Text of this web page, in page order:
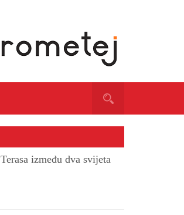
Terasa između dva svijeta